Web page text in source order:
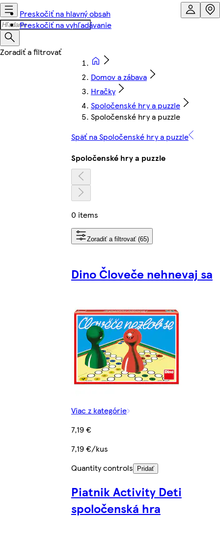
Preskočiť na hlavný obsah
Preskočiť na vyhľadávanie
Domov a zábava
Hračky
Spoločenské hry a puzzle
Spoločenské hry a puzzle
Späť na Spoločenské hry a puzzle
Spoločenské hry a puzzle
0 items
Zoradiť a filtrovať (65)
Dino Človeče nehnevaj sa
Viac z kategórie
7,19 €
7,19 €/kus
Quantity controls
Pridať
Piatnik Activity Deti
spoločenská hra